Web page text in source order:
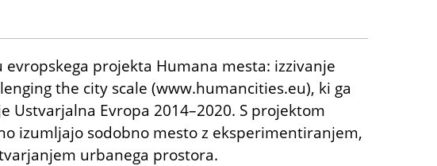
projekta Humana mesta: izzivanje
the city scale (www.humancities.eu), ki ga
Ustvarjalna Evropa 2014–2020. S projektom
izumljajo sodobno mesto z eksperimentiranjem,
urbanega prostora.